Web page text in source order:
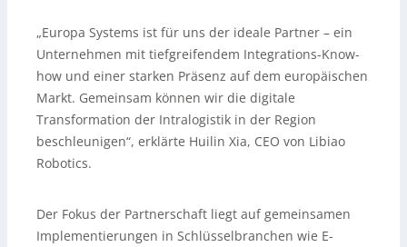
„Europa Systems ist für uns der ideale Partner – ein
Unternehmen mit tiefgreifendem Integrations-Know-
how und einer starken Präsenz auf dem europäischen
Markt. Gemeinsam können wir die digitale
Transformation der Intralogistik in der Region
beschleunigen“, erklärte Huilin Xia, CEO von Libiao
Robotics.
Der Fokus der Partnerschaft liegt auf gemeinsamen
Implementierungen in Schlüsselbranchen wie E-